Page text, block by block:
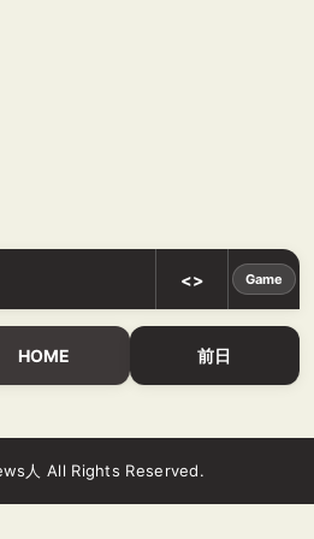
<> Game
HOME 前日
人 All Rights Reserved.